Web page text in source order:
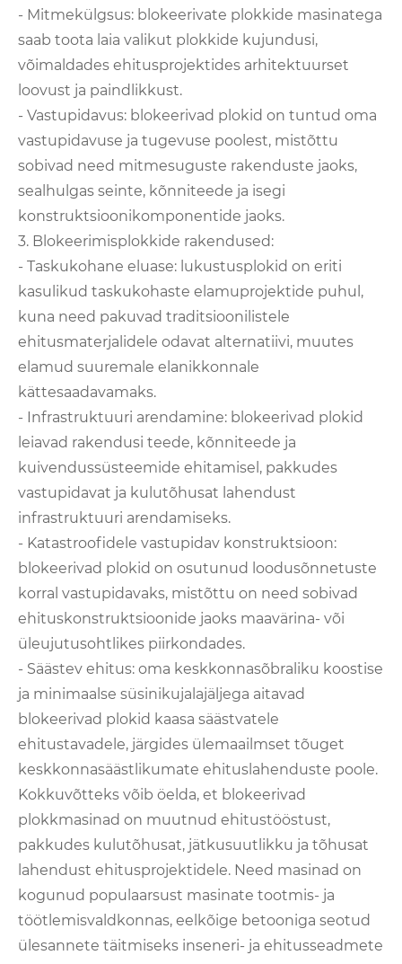
- Mitmekülgsus: blokeerivate plokkide masinatega
saab toota laia valikut plokkide kujundusi,
võimaldades ehitusprojektides arhitektuurset
loovust ja paindlikkust.
- Vastupidavus: blokeerivad plokid on tuntud oma
vastupidavuse ja tugevuse poolest, mistõttu
sobivad need mitmesuguste rakenduste jaoks,
sealhulgas seinte, kõnniteede ja isegi
konstruktsioonikomponentide jaoks.
3. Blokeerimisplokkide rakendused:
- Taskukohane eluase: lukustusplokid on eriti
kasulikud taskukohaste elamuprojektide puhul,
kuna need pakuvad traditsioonilistele
ehitusmaterjalidele odavat alternatiivi, muutes
elamud suuremale elanikkonnale
kättesaadavamaks.
- Infrastruktuuri arendamine: blokeerivad plokid
leiavad rakendusi teede, kõnniteede ja
kuivendussüsteemide ehitamisel, pakkudes
vastupidavat ja kulutõhusat lahendust
infrastruktuuri arendamiseks.
- Katastroofidele vastupidav konstruktsioon:
blokeerivad plokid on osutunud loodusõnnetuste
korral vastupidavaks, mistõttu on need sobivad
ehituskonstruktsioonide jaoks maavärina- või
üleujutusohtlikes piirkondades.
- Säästev ehitus: oma keskkonnasõbraliku koostise
ja minimaalse süsinikujalajäljega aitavad
blokeerivad plokid kaasa säästvatele
ehitustavadele, järgides ülemaailmset tõuget
keskkonnasäästlikumate ehituslahenduste poole.
Kokkuvõtteks võib öelda, et blokeerivad
plokkmasinad on muutnud ehitustööstust,
pakkudes kulutõhusat, jätkusuutlikku ja tõhusat
lahendust ehitusprojektidele. Need masinad on
kogunud populaarsust masinate tootmis- ja
töötlemisvaldkonnas, eelkõige betooniga seotud
ülesannete täitmiseks inseneri- ja ehitusseadmete